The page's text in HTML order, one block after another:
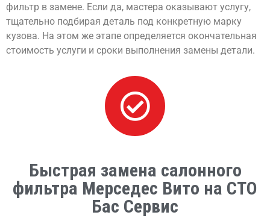
фильтр в замене. Если да, мастера оказывают услугу,
тщательно подбирая деталь под конкретную марку
кузова. На этом же этапе определяется окончательная
стоимость услуги и сроки выполнения замены детали.
Быстрая замена салонного
фильтра Мерседес Вито на СТО
Бас Сервис